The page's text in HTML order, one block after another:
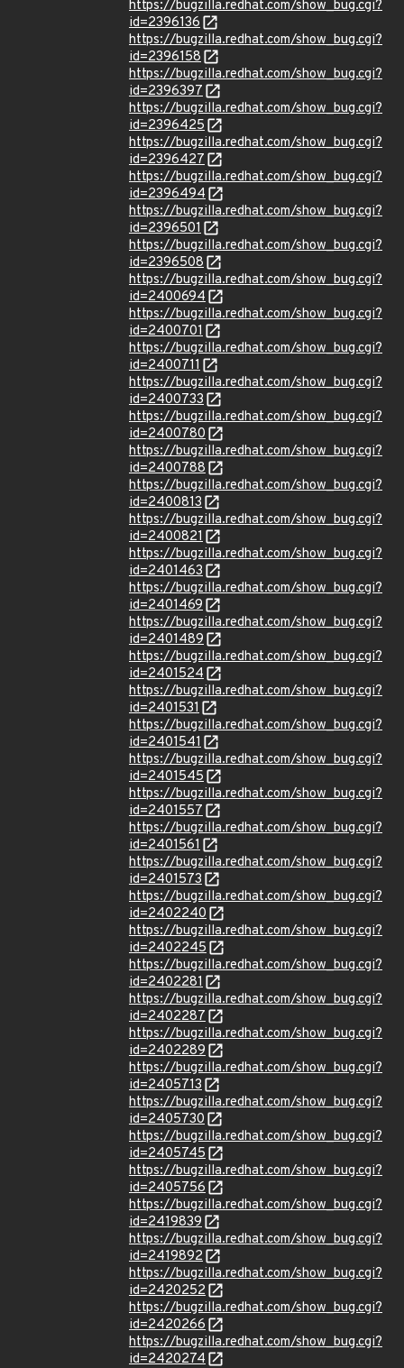
https://bugzilla.redhat.com/show_bug.cgi?
id=2396136
https://bugzilla.redhat.com/show_bug.cgi?
id=2396158
https://bugzilla.redhat.com/show_bug.cgi?
id=2396397
https://bugzilla.redhat.com/show_bug.cgi?
id=2396425
https://bugzilla.redhat.com/show_bug.cgi?
id=2396427
https://bugzilla.redhat.com/show_bug.cgi?
id=2396494
https://bugzilla.redhat.com/show_bug.cgi?
id=2396501
https://bugzilla.redhat.com/show_bug.cgi?
id=2396508
https://bugzilla.redhat.com/show_bug.cgi?
id=2400694
https://bugzilla.redhat.com/show_bug.cgi?
id=2400701
https://bugzilla.redhat.com/show_bug.cgi?
id=2400711
https://bugzilla.redhat.com/show_bug.cgi?
id=2400733
https://bugzilla.redhat.com/show_bug.cgi?
id=2400780
https://bugzilla.redhat.com/show_bug.cgi?
id=2400788
https://bugzilla.redhat.com/show_bug.cgi?
id=2400813
https://bugzilla.redhat.com/show_bug.cgi?
id=2400821
https://bugzilla.redhat.com/show_bug.cgi?
id=2401463
https://bugzilla.redhat.com/show_bug.cgi?
id=2401469
https://bugzilla.redhat.com/show_bug.cgi?
id=2401489
https://bugzilla.redhat.com/show_bug.cgi?
id=2401524
https://bugzilla.redhat.com/show_bug.cgi?
id=2401531
https://bugzilla.redhat.com/show_bug.cgi?
id=2401541
https://bugzilla.redhat.com/show_bug.cgi?
id=2401545
https://bugzilla.redhat.com/show_bug.cgi?
id=2401557
https://bugzilla.redhat.com/show_bug.cgi?
id=2401561
https://bugzilla.redhat.com/show_bug.cgi?
id=2401573
https://bugzilla.redhat.com/show_bug.cgi?
id=2402240
https://bugzilla.redhat.com/show_bug.cgi?
id=2402245
https://bugzilla.redhat.com/show_bug.cgi?
id=2402281
https://bugzilla.redhat.com/show_bug.cgi?
id=2402287
https://bugzilla.redhat.com/show_bug.cgi?
id=2402289
https://bugzilla.redhat.com/show_bug.cgi?
id=2405713
https://bugzilla.redhat.com/show_bug.cgi?
id=2405730
https://bugzilla.redhat.com/show_bug.cgi?
id=2405745
https://bugzilla.redhat.com/show_bug.cgi?
id=2405756
https://bugzilla.redhat.com/show_bug.cgi?
id=2419839
https://bugzilla.redhat.com/show_bug.cgi?
id=2419892
https://bugzilla.redhat.com/show_bug.cgi?
id=2420252
https://bugzilla.redhat.com/show_bug.cgi?
id=2420266
https://bugzilla.redhat.com/show_bug.cgi?
id=2420274